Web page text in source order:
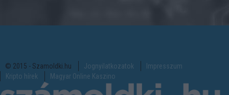
© 2015 - Szamoldki.hu Jognyilatkozatok
Impresszum
Kripto hírek
Magyar Online Kaszino